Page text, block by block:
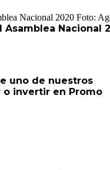
Nacional
uno de nuestros
o invertir en Promo